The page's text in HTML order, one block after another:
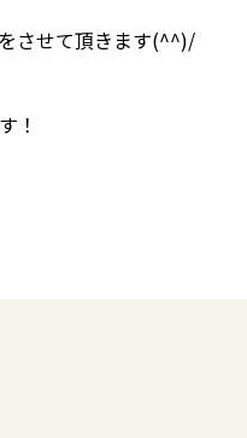
させて頂きます(^^)/
！